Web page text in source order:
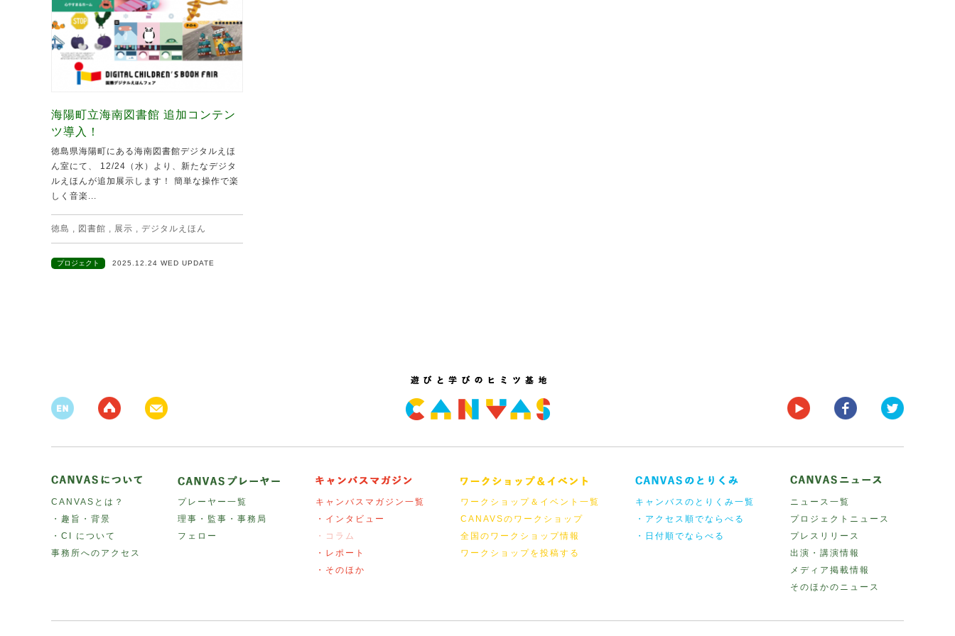
海陽町立海南図書館 追加コンテン
ツ導入！
徳島県海陽町にある海南図書館デジタルえほ
ん室にて、 12/24（水）より、新たなデジタ
ルえほんが追加展示します！ 簡単な操作で楽
しく音楽...
徳島 , 図書館 , 展示 , デジタルえほん
プロジェクト 2025.12.24 WED UPDATE
CANVASとは？
・趣旨・背景
・CI について
事務所へのアクセス
プレーヤー一覧
理事・監事・事務局
フェロー
キャンバスマガジン一覧
・インタビュー
・コラム
・レポート
・そのほか
ワークショップ＆イベント一覧
CANAVSのワークショップ
全国のワークショップ情報
ワークショップを投稿する
キャンバスのとりくみ一覧
・アクセス順でならべる
・日付順でならべる
ニュース一覧
プロジェクトニュース
プレスリリース
出演・講演情報
メディア掲載情報
そのほかのニュース